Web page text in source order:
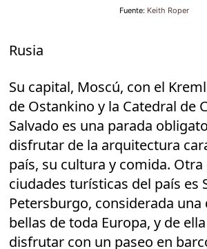
Fuente: Keith Roper
Rusia
Su capital, Moscú, con el
de Ostankino y la Catedral de
Salvado es una parada
disfrutar de la arquitectura
país, su cultura y comida. Otra
ciudades turísticas del país es
Petersburgo, considerada una
bellas de toda Europa, y de
disfrutar con un paseo en